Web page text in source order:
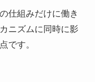
仕組みだけに働き
ニズムに同時に影
です。